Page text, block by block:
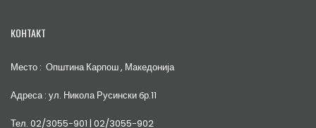
КОНТАКТ
Место : Општина Карпош , Македонија
Адреса : ул. Никола Русински бр.11
Тел. 02/3055-901 | 02/3055-902